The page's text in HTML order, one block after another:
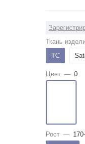
Ткань
ТС
Цвет — 0
Рост —